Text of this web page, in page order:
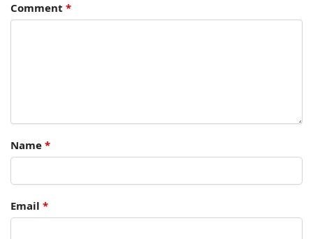
Comment *
Name *
Email *